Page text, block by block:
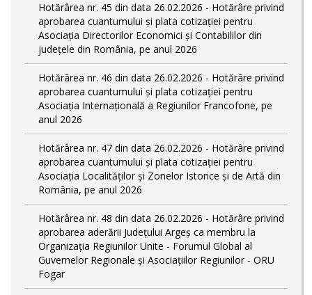
Hotărârea nr. 45 din data 26.02.2026 - Hotărâre privind
aprobarea cuantumului și plata cotizației pentru
Asociația Directorilor Economici și Contabililor din
județele din România, pe anul 2026
Hotărârea nr. 46 din data 26.02.2026 - Hotărâre privind
aprobarea cuantumului și plata cotizației pentru
Asociația Internațională a Regiunilor Francofone, pe
anul 2026
Hotărârea nr. 47 din data 26.02.2026 - Hotărâre privind
aprobarea cuantumului și plata cotizației pentru
Asociația Localităților și Zonelor Istorice și de Artă din
România, pe anul 2026
Hotărârea nr. 48 din data 26.02.2026 - Hotărâre privind
aprobarea aderării Județului Argeș ca membru la
Organizația Regiunilor Unite - Forumul Global al
Guvernelor Regionale și Asociațiilor Regiunilor - ORU
Fogar